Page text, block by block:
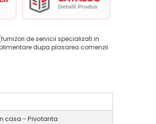
de servicii specializati in
dupa plasarea comenzii.
casa - Pivotanta